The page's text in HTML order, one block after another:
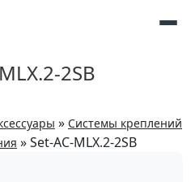
2SB
» Системы креплений
»Set-AC-MLX.2-2SB